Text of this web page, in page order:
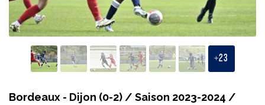
+23
Bordeaux - Dijon (0-2) / Saison 2023-2024 /